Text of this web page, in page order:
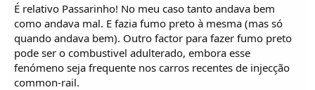
É relativo Passarinho! No meu caso tanto andava bem
como andava mal. E fazia fumo preto à mesma (mas só
quando andava bem). Outro factor para fazer fumo preto
pode ser o combustivel adulterado, embora esse
fenómeno seja frequente nos carros recentes de injecção
common-rail.